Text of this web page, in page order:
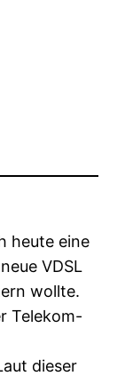
heute eine
VDSL
wollte.
Telekom-
dieser